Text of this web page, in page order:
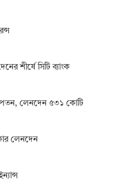
শীর্ষে সিটি ব্যাংক
পতন, লেনদেন ৫৩১ কোটি
লেনদেন